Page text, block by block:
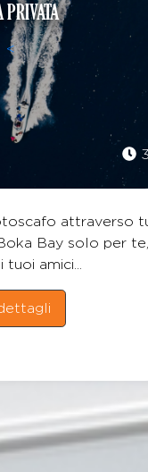
PRIVATA
<
attraverso
Bay solo per
tuoi amici...